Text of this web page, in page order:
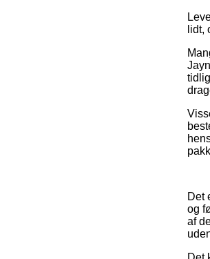
lidt,
Det
og
af